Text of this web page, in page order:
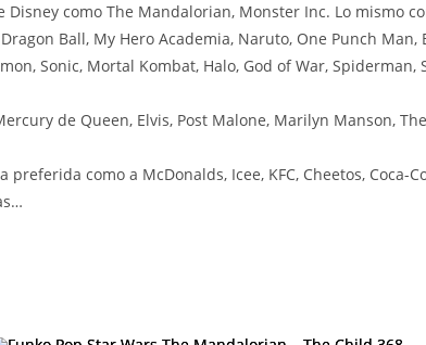
Disney como The Mandalorian, Monster Inc. Lo mismo
Ball, My Hero Academia, Naruto, One Punch
Sonic, Mortal Kombat, Halo, God of War, Spiderman,
de Queen, Elvis, Post Malone, Marilyn Manson,
como a McDonalds, Icee, KFC, Cheetos,